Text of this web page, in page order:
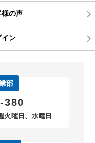
様の声
イン
部
380
火曜日、水曜日